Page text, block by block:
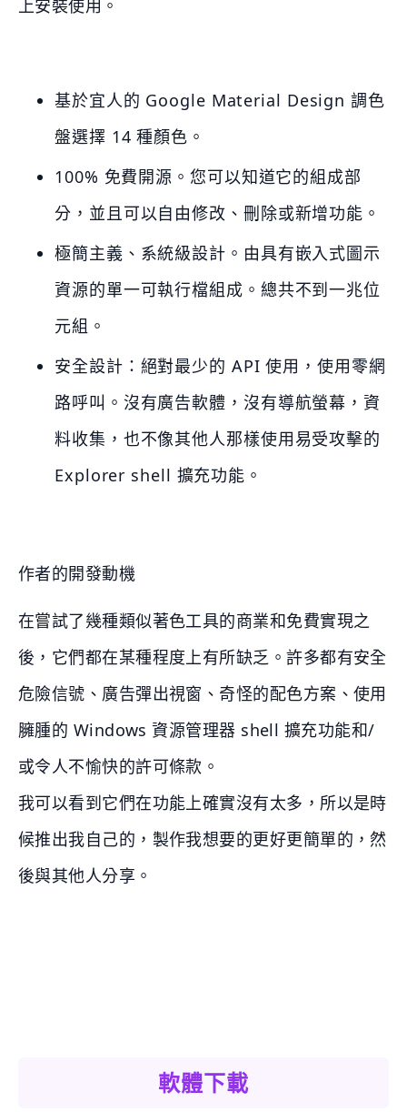
上安裝使用。
基於宜人的 Google Material Design 調色
盤選擇 14 種顏色。
100% 免費開源。您可以知道它的組成部
分，並且可以自由修改、刪除或新增功能。
極簡主義、系統級設計。由具有嵌入式圖示
資源的單一可執行檔組成。總共不到一兆位
元組。
安全設計：絕對最少的 API 使用，使用零網
路呼叫。沒有廣告軟體，沒有導航螢幕，資
料收集，也不像其他人那樣使用易受攻擊的
Explorer shell 擴充功能。
作者的開發動機
在嘗試了幾種類似著色工具的商業和免費實現之
後，它們都在某種程度上有所缺乏。許多都有安全
危險信號、廣告彈出視窗、奇怪的配色方案、使用
臃腫的 Windows 資源管理器 shell 擴充功能和/
或令人不愉快的許可條款。
我可以看到它們在功能上確實沒有太多，所以是時
候推出我自己的，製作我想要的更好更簡單的，然
後與其他人分享。
軟體下載